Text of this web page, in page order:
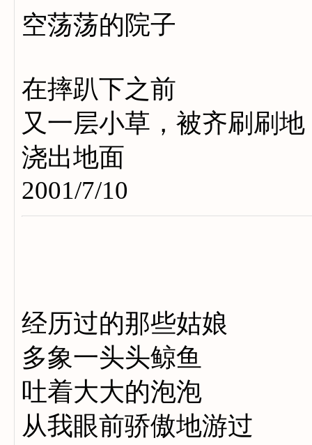
空荡荡的院子
在摔趴下之前
又一层小草，被齐刷刷地
浇出地面
2001/7/10
经历过的那些姑娘
多象一头头鲸鱼
吐着大大的泡泡
从我眼前骄傲地游过